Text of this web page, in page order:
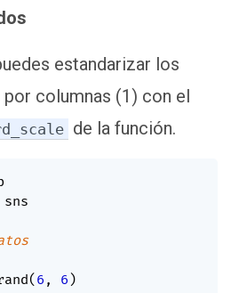
estandarizar los
columnas (1) con el
de la función.
sns
( 6 , 6 )